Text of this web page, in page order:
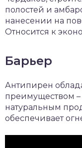
полостей и
нанесении на
Относится к
Барьер
Антипирен
преимуществом –
натуральным
обеспечивает